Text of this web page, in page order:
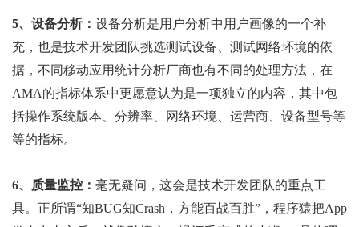
5、设备分析： 设备分析是用户分析中用户画像的一个补
充，也是技术开发团队挑选测试设备、测试网络环境的依
据，不同移动应用统计分析厂商也有不同的处理方法，在
AMA的指标体系中更愿意认为是一项独立的内容，其中包
括操作系统版本、分辨率、网络环境、运营商、设备型号等
等的指标。
6、质量监控： 毫无疑问，这会是技术开发团队的重点工
具。正所谓“知BUG知Crash，方能百战百胜”，程序猿把App